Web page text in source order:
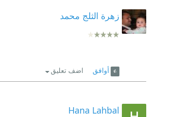
زهرة الثلج محمد
أوافق اضف تعليق
Hana Lahbal